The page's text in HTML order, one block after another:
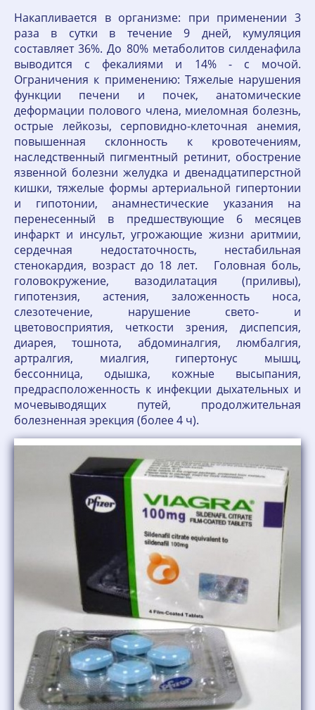
Накапливается в организме: при применении 3
раза в сутки в течение 9 дней, кумуляция
составляет 36%. До 80% метаболитов силденафила
выводится с фекалиями и 14% - с мочой.
Ограничения к применению: Тяжелые нарушения
функции печени и почек, анатомические
деформации полового члена, миеломная болезнь,
острые лейкозы, серповидно-клеточная анемия,
повышенная склонность к кровотечениям,
наследственный пигментный ретинит, обострение
язвенной болезни желудка и двенадцатиперстной
кишки, тяжелые формы артериальной гипертонии
и гипотонии, анамнестические указания на
перенесенный в предшествующие 6 месяцев
инфаркт и инсульт, угрожающие жизни аритмии,
сердечная недостаточность, нестабильная
стенокардия, возраст до 18 лет. Головная боль,
головокружение, вазодилатация (приливы),
гипотензия, астения, заложенность носа,
слезотечение, нарушение свето- и
цветовосприятия, четкости зрения, диспепсия,
диарея, тошнота, абдоминалгия, люмбалгия,
артралгия, миалгия, гипертонус мышц,
бессонница, одышка, кожные высыпания,
предрасположенность к инфекции дыхательных и
мочевыводящих путей, продолжительная
болезненная эрекция (более 4 ч).